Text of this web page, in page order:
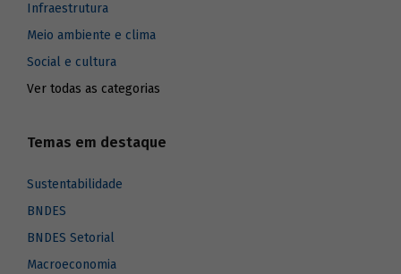
Infraestrutura
Meio ambiente e clima
Social e cultura
Ver todas as categorias
Temas em destaque
Sustentabilidade
BNDES
BNDES Setorial
Macroeconomia